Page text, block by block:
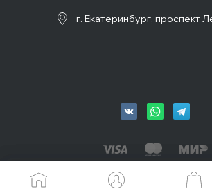
г. Екатеринбург, проспект
© 2026 IMAGINE, Все права